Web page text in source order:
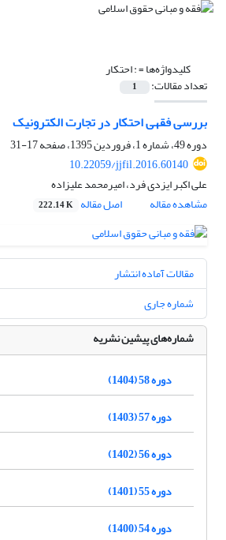
کلیدواژه‌ها =: احتکار
تعداد مقالات: 1
بررسی فقهی احتکار در تجارت الکترونیک
دوره 49، شماره 1، فروردین 1395، صفحه
17-31
10.22059/jjfil.2016.60140
علی اکبر ایزدی فرد، امیرمحمد علیزاده
مشاهده مقاله
اصل مقاله 222.14 K
مقالات آماده انتشار
شماره جاری
شماره‌های پیشین نشریه
دوره 58 (1404)
دوره 57 (1403)
دوره 56 (1402)
دوره 55 (1401)
دوره 54 (1400)